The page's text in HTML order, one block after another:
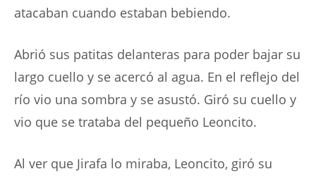
atacaban cuando estaban bebiendo.
Abrió sus patitas delanteras para poder bajar su
largo cuello y se acercó al agua. En el reflejo del
río vio una sombra y se asustó. Giró su cuello y
vio que se trataba del pequeño Leoncito.
Al ver que Jirafa lo miraba, Leoncito, giró su